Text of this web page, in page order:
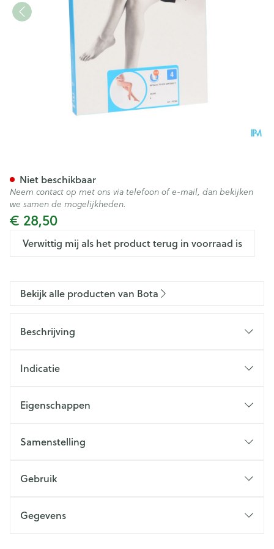
€ 28,50
Verwittig mij als het product terug in voorraad is
Niet beschikbaar
Neem contact op met ons via telefoon of e-mail, dan bekijken
we samen de mogelijkheden.
Bekijk alle producten van Bota
Beschrijving
Indicatie
Eigenschappen
Samenstelling
Gebruik
Gegevens